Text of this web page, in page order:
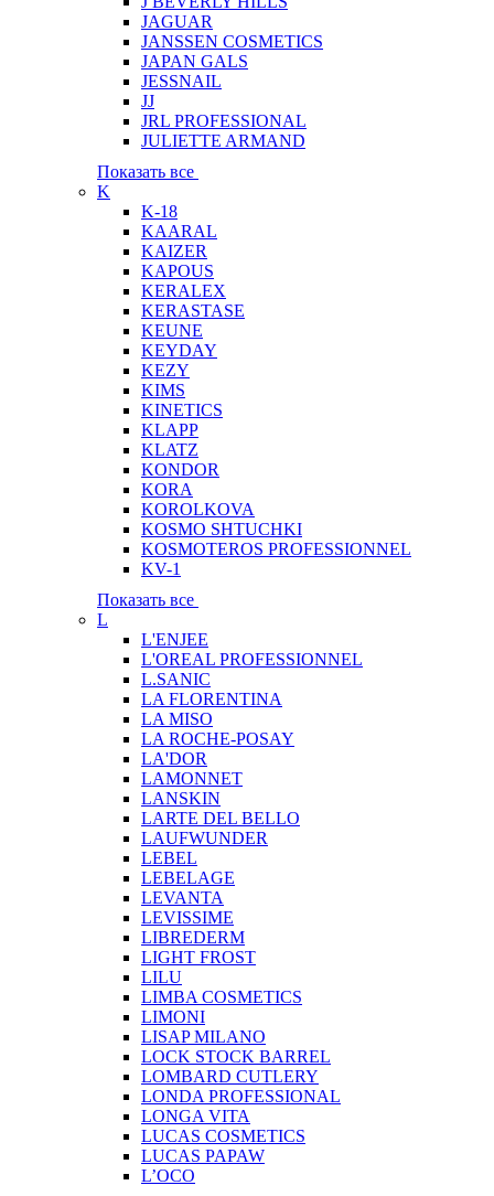
JAGUAR
JANSSEN COSMETICS
JAPAN GALS
JESSNAIL
JJ
JRL PROFESSIONAL
JULIETTE ARMAND
Показать все
K
K-18
KAARAL
KAIZER
KAPOUS
KERALEX
KERASTASE
KEUNE
KEYDAY
KEZY
KIMS
KINETICS
KLAPP
KLATZ
KONDOR
KORA
KOROLKOVA
KOSMO SHTUCHKI
KOSMOTEROS PROFESSIONNEL
KV-1
Показать все
L
L'ENJEE
L'OREAL PROFESSIONNEL
L.SANIC
LA FLORENTINA
LA MISO
LA ROCHE-POSAY
LA'DOR
LAMONNET
LANSKIN
LARTE DEL BELLO
LAUFWUNDER
LEBEL
LEBELAGE
LEVANTA
LEVISSIME
LIBREDERM
LIGHT FROST
LILU
LIMBA COSMETICS
LIMONI
LISAP MILANO
LOCK STOCK BARREL
LOMBARD CUTLERY
LONDA PROFESSIONAL
LONGA VITA
LUCAS COSMETICS
LUCAS PAPAW
L’OCO